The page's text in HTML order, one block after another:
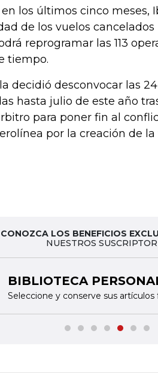
en los últimos cinco
de los vuelos
reprogramar las 113
tiempo.
decidió desconvocar las
hasta julio de este año
para poner fin al
por la creación de
CONOZCA LOS BENEFICIOS
NUESTROS
BIBLIOTECA
Seleccione y conserve sus artículos